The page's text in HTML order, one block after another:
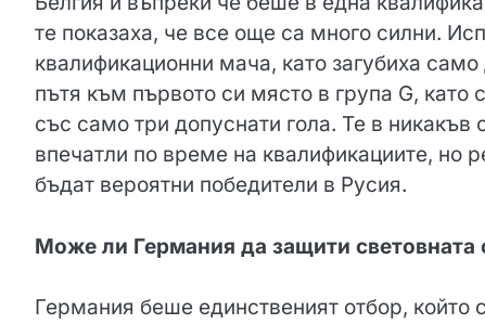
те показаха, че все още са много силни.
квалификационни мача, като загубиха
пътя към първото си място в група G,
със само три допуснати гола. Те в никакъв
впечатли по време на квалификациите, но
бъдат вероятни победители в Русия.
Може ли Германия да защити световната
Германия беше единственият отбор, който